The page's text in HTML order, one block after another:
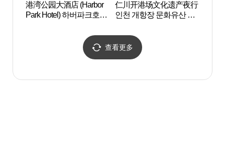
港湾公园大酒店 (Harbor
Park Hotel) 하버파크호텔
仁川开港场文化遗产夜行
인천 개항장 문화유산 야
查看更多